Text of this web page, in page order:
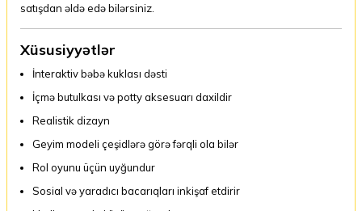
satışdan əldə edə bilərsiniz.
Xüsusiyyətlər
İnteraktiv bəbə kuklası dəsti
İçmə butulkası və potty aksesuarı daxildir
Realistik dizayn
Geyim modeli çeşidlərə görə fərqli ola bilər
Rol oyunu üçün uyğundur
Sosial və yaradıcı bacarıqları inkişaf etdirir